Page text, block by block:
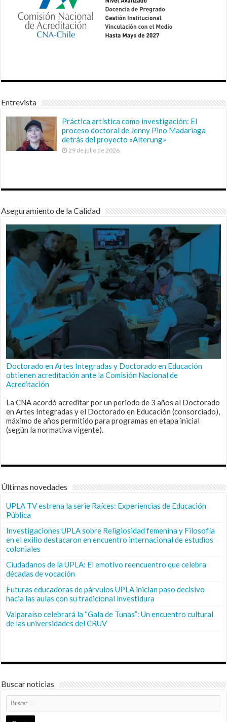
Entrevista
Práctica artística como investigación: El
proceso doctoral de Jenny Pino Madariaga
detrás del proyecto «Alterung»
29 de julio de 2026
Aseguramiento de la Calidad
Doctorado en Artes Integradas y Doctorado en Educación
obtienen acreditación ante la Comisión Nacional de
Acreditación
La CNA acordó acreditar por un periodo de 3 años al Doctorado
en Artes Integradas y el Doctorado en Educación (consorciado),
máximo de años permitido para programas en etapa inicial
(según la normativa vigente).
Últimas novedades
UPLA TV estrena la serie Raíces: Experiencias de Educación
Pública
Investigaciones UPLA sobre Religiosidad femenina y Filosofía
en el exilio destacaron en encuentro internacional de estudios
coloniales
Ciudadanos de la UPLA: El emotivo reencuentro que celebra
décadas de vocación
Futuras educadoras de párvulos UPLA inician paso decisivo
hacia las aulas con su tradicional investidura
Valparaíso celebrará la “Gala de Tunas”: Un encuentro cultural
de las universidades del CRUV
Buscar noticias